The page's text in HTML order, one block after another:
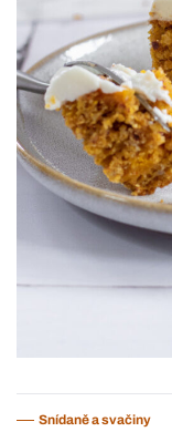
Snídaně a svačiny